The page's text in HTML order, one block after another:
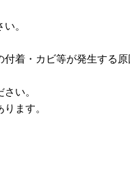
い。
着・カビ等が発生する原
い。
ます。